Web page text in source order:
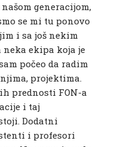
generacijom,
se mi tu ponovo
i sa još nekim
ekipa koja je
počeo da radim
projektima.
prednosti FON-a
i taj
Dodatni
i profesori